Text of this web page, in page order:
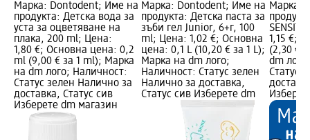
Марка: Dontodent; Име на
продукта: Детска вода за
уста за оцветяване на
плака, 200 ml; Цена:
1,80 €; Основна цена: 0,2
ml (9,00 € за 1 ml); Марка
на dm лого; Наличност:
Статус зелен Налично за
доставка, Статус сив
Изберете dm магазин
Марка: Dontodent; Име на
продукта: Детска паста за
зъби гел Junior, 6+г, 100
ml; Цена: 1,02 €; Основна
цена: 0,1 L (10,20 € за 1 L);
Марка на dm лого;
Наличност: Статус зелен
Налично за доставка,
Статус сив Изберете dm
Марка:
1,15 €;
(2,30 €
dm
Статус